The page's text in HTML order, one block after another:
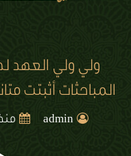
الصور
ولي ولي العهد
المباحثات أثبتت
admin منذ 10